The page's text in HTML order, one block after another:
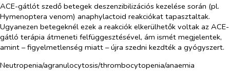
ACE-gátlót szedő betegek deszenzibilizációs kezelése során (pl.
Hymenoptera venom) anaphylactoid reakciókat tapasztaltak.
Ugyanezen betegeknél ezek a reakciók elkerülhetők voltak az ACE-
gátló terápia átmeneti felfüggesztésével, ám ismét megjelentek,
amint – figyelmetlenség miatt – újra szedni kezdték a gyógyszert.
Neutropenia/agranulocytosis/thrombocytopenia/anaemia